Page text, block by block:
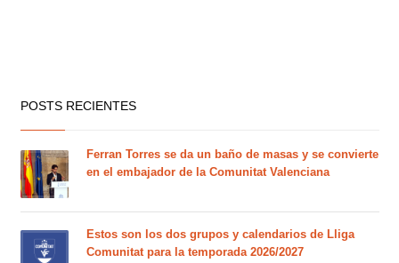
POSTS RECIENTES
Ferran Torres se da un baño de masas y se convierte
en el embajador de la Comunitat Valenciana
Estos son los dos grupos y calendarios de Lliga
Comunitat para la temporada 2026/2027